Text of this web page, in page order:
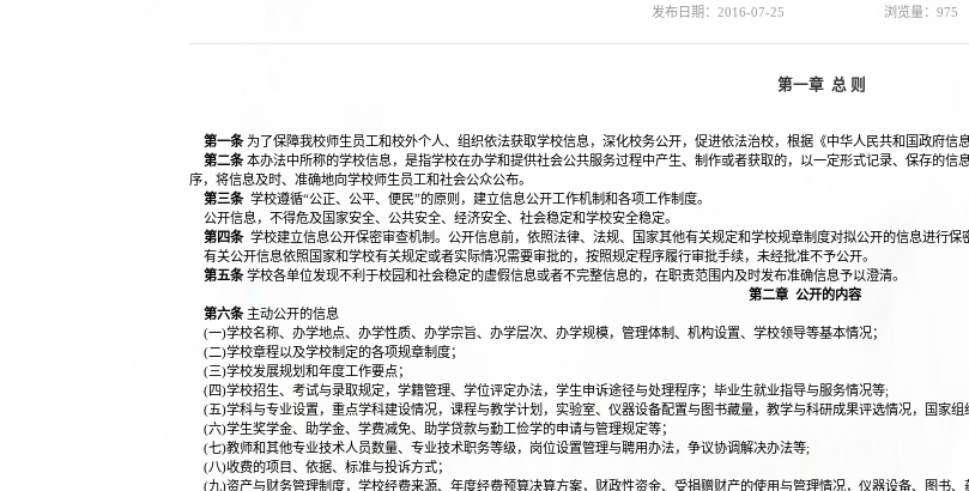
发布日期：2016-07-25 浏览量： 975
第一章 总 则
第一条为了保障我校师生员工和校外个人、组织依法获取学校信息，深化校务公开，促进依法治校，根据《中华人民共和国政府信
第二条本办法中所称的学校信息，是指学校在办学和提供社会公共服务过程中产生、制作或者获取的，以一定形式记录、保存的
序，将信息及时、准确地向学校师生员工和社会公众公布。
第三条学校遵循“公正、公平、便民”的原则，建立信息公开工作机制和各项工作制度。
公开信息，不得危及国家安全、公共安全、经济安全、社会稳定和学校安全稳定。
第四条学校建立信息公开保密审查机制。公开信息前，依照法律、法规、国家其他有关规定和学校规章制度对拟公开的信息进行保
有关公开信息依照国家和学校有关规定或者实际情况需要审批的，按照规定程序履行审批手续，未经批准不予公开。
第五条学校各单位发现不利于校园和社会稳定的虚假信息或者不完整信息的，在职责范围内及时发布准确信息予以澄清。
第二章 公开的内容
第六条主动公开的信息
(一)学校名称、办学地点、办学性质、办学宗旨、办学层次、办学规模，管理体制、机构设置、学校领导等基本情况；
(二)学校章程以及学校制定的各项规章制度；
(三)学校发展规划和年度工作要点；
(四)学校招生、考试与录取规定，学籍管理、学位评定办法，学生申诉途径与处理程序；毕业生就业指导与服务情况等;
(五)学科与专业设置，重点学科建设情况，课程与教学计划，实验室、仪器设备配置与图书藏量，教学与科研成果评选情况，国家组
(六)学生奖学金、助学金、学费减免、助学贷款与勤工俭学的申请与管理规定等；
(七)教师和其他专业技术人员数量、专业技术职务等级，岗位设置管理与聘用办法，争议协调解决办法等;
(八)收费的项目、依据、标准与投诉方式；
(九)资产与财务管理制度，学校经费来源、年度经费预算决算方案，财政性资金、受捐赠财产的使用与管理情况，仪器设备、图书、